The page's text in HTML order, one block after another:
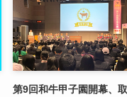
第9回和牛甲子園開幕、